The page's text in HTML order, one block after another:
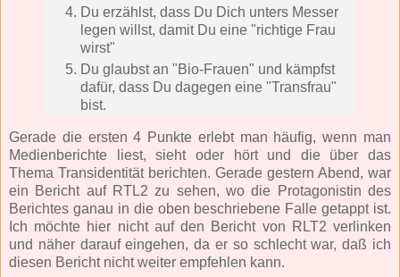
Du erzählst, dass Du Dich unters Messer
legen willst, damit Du eine "richtige Frau
wirst"
Du glaubst an "Bio-Frauen" und kämpfst
dafür, dass Du dagegen eine "Transfrau"
bist.
Gerade die ersten 4 Punkte erlebt man häufig, wenn man
Medienberichte liest, sieht oder hört und die über das
Thema Transidentität berichten. Gerade gestern Abend, war
ein Bericht auf RTL2 zu sehen, wo die Protagonistin des
Berichtes ganau in die oben beschriebene Falle getappt ist.
Ich möchte hier nicht auf den Bericht von RLT2 verlinken
und näher darauf eingehen, da er so schlecht war, daß ich
diesen Bericht nicht weiter empfehlen kann.